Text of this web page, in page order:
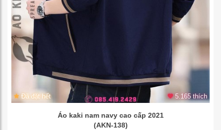
Đã đặt hết 5.165 thích
Áo kaki nam navy cao cấp 2021
(AKN-138)